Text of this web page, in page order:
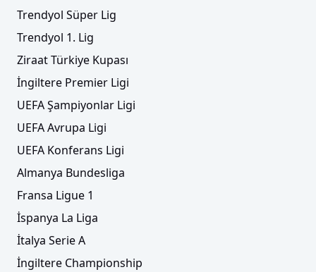
Trendyol Süper Lig
Trendyol 1. Lig
Ziraat Türkiye Kupası
İngiltere Premier Ligi
UEFA Şampiyonlar Ligi
UEFA Avrupa Ligi
UEFA Konferans Ligi
Almanya Bundesliga
Fransa Ligue 1
İspanya La Liga
İtalya Serie A
İngiltere Championship